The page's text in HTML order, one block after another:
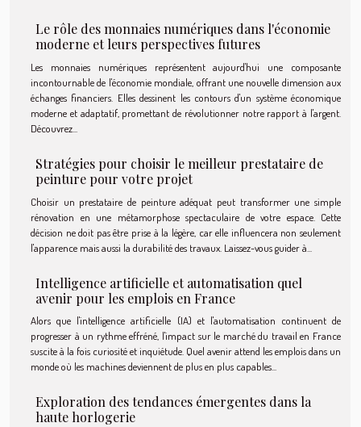
Le rôle des monnaies numériques dans l'économie
moderne et leurs perspectives futures
Les monnaies numériques représentent aujourd'hui une composante
incontournable de l'économie mondiale, offrant une nouvelle dimension aux
échanges financiers. Elles dessinent les contours d'un système économique
moderne et adaptatif, promettant de révolutionner notre rapport à l'argent.
Découvrez...
Stratégies pour choisir le meilleur prestataire de
peinture pour votre projet
Choisir un prestataire de peinture adéquat peut transformer une simple
rénovation en une métamorphose spectaculaire de votre espace. Cette
décision ne doit pas être prise à la légère, car elle influencera non seulement
l'apparence mais aussi la durabilité des travaux. Laissez-vous guider à...
Intelligence artificielle et automatisation quel
avenir pour les emplois en France
Alors que l'intelligence artificielle (IA) et l'automatisation continuent de
progresser à un rythme effréné, l'impact sur le marché du travail en France
suscite à la fois curiosité et inquiétude. Quel avenir attend les emplois dans un
monde où les machines deviennent de plus en plus capables...
Exploration des tendances émergentes dans la
haute horlogerie